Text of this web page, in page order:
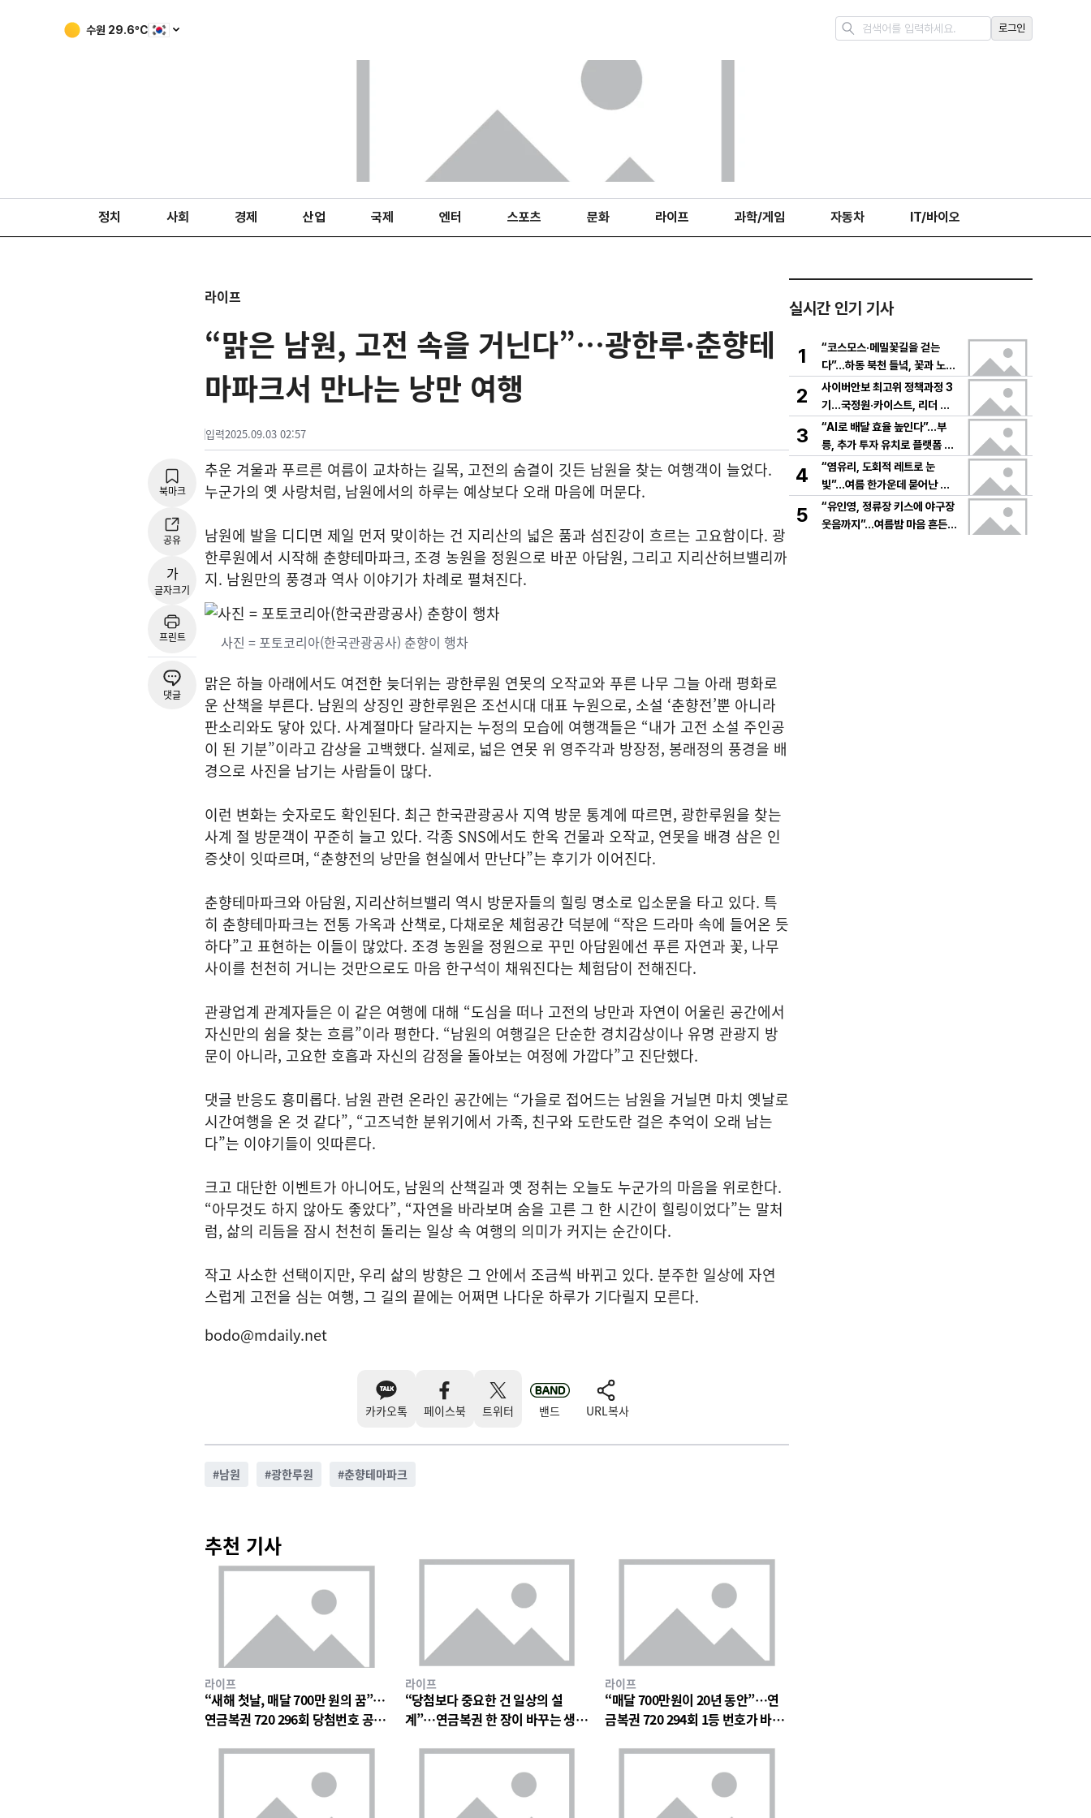
수원 29.6ºC 로그인
정치 사회 경제 산업 국제 엔터 스포츠 문화 라이프 과학/게임 자동차 IT/바이오
라이프
“맑은 남원, 고전 속을 거닌다”…광한루·춘향테
마파크서 만나는 낭만 여행
입력2025.09.03 02:57
북마크
공유
가
글자크기
프린트
댓글
추운 겨울과 푸르른 여름이 교차하는 길목, 고전의 숨결이 깃든 남원을 찾는 여행객이 늘었다.
누군가의 옛 사랑처럼, 남원에서의 하루는 예상보다 오래 마음에 머문다.
남원에 발을 디디면 제일 먼저 맞이하는 건 지리산의 넓은 품과 섬진강이 흐르는 고요함이다. 광
한루원에서 시작해 춘향테마파크, 조경 농원을 정원으로 바꾼 아담원, 그리고 지리산허브밸리까
지. 남원만의 풍경과 역사 이야기가 차례로 펼쳐진다.
사진 = 포토코리아(한국관광공사) 춘향이 행차
맑은 하늘 아래에서도 여전한 늦더위는 광한루원 연못의 오작교와 푸른 나무 그늘 아래 평화로
운 산책을 부른다. 남원의 상징인 광한루원은 조선시대 대표 누원으로, 소설 ‘춘향전’뿐 아니라
판소리와도 닿아 있다. 사계절마다 달라지는 누정의 모습에 여행객들은 “내가 고전 소설 주인공
이 된 기분”이라고 감상을 고백했다. 실제로, 넓은 연못 위 영주각과 방장정, 봉래정의 풍경을 배
경으로 사진을 남기는 사람들이 많다.
이런 변화는 숫자로도 확인된다. 최근 한국관광공사 지역 방문 통계에 따르면, 광한루원을 찾는
사계 절 방문객이 꾸준히 늘고 있다. 각종 SNS에서도 한옥 건물과 오작교, 연못을 배경 삼은 인
증샷이 잇따르며, “춘향전의 낭만을 현실에서 만난다”는 후기가 이어진다.
춘향테마파크와 아담원, 지리산허브밸리 역시 방문자들의 힐링 명소로 입소문을 타고 있다. 특
히 춘향테마파크는 전통 가옥과 산책로, 다채로운 체험공간 덕분에 “작은 드라마 속에 들어온 듯
하다”고 표현하는 이들이 많았다. 조경 농원을 정원으로 꾸민 아담원에선 푸른 자연과 꽃, 나무
사이를 천천히 거니는 것만으로도 마음 한구석이 채워진다는 체험담이 전해진다.
관광업계 관계자들은 이 같은 여행에 대해 “도심을 떠나 고전의 낭만과 자연이 어울린 공간에서
자신만의 쉼을 찾는 흐름”이라 평한다. “남원의 여행길은 단순한 경치감상이나 유명 관광지 방
문이 아니라, 고요한 호흡과 자신의 감정을 돌아보는 여정에 가깝다”고 진단했다.
댓글 반응도 흥미롭다. 남원 관련 온라인 공간에는 “가을로 접어드는 남원을 거닐면 마치 옛날로
시간여행을 온 것 같다”, “고즈넉한 분위기에서 가족, 친구와 도란도란 걸은 추억이 오래 남는
다”는 이야기들이 잇따른다.
크고 대단한 이벤트가 아니어도, 남원의 산책길과 옛 정취는 오늘도 누군가의 마음을 위로한다.
“아무것도 하지 않아도 좋았다”, “자연을 바라보며 숨을 고른 그 한 시간이 힐링이었다”는 말처
럼, 삶의 리듬을 잠시 천천히 돌리는 일상 속 여행의 의미가 커지는 순간이다.
작고 사소한 선택이지만, 우리 삶의 방향은 그 안에서 조금씩 바뀌고 있다. 분주한 일상에 자연
스럽게 고전을 심는 여행, 그 길의 끝에는 어쩌면 나다운 하루가 기다릴지 모른다.
bodo@mdaily.net
카카오톡 페이스북 트위터 밴드 URL복사
#남원 #광한루원 #춘향테마파크
추천 기사
라이프
“새해 첫날, 매달 700만 원의 꿈”…
연금복권 720 296회 당첨번호 공개
라이프
“당첨보다 중요한 건 일상의 설
계”…연금복권 한 장이 바꾸는 생활
라이프
“매달 700만원이 20년 동안”…연
금복권 720 294회 1등 번호가 바꿀
실시간 인기 기사
1
“코스모스·메밀꽃길을 걷는
다”…하동 북천 들녘, 꽃과 노래
로 물드는 가을의 하루
2
사이버안보 최고위 정책과정 3
기…국정원·카이스트, 리더 안
보역량 키운다
3
“AI로 배달 효율 높인다”…부
릉, 추가 투자 유치로 플랫폼 혁
신 가속
4
“염유리, 도회적 레트로 눈
빛”…여름 한가운데 묻어난 자
유의 감각→팬들 궁금증 증폭
5
“유인영, 정류장 키스에 야구장
웃음까지”…여름밤 마음 흔든